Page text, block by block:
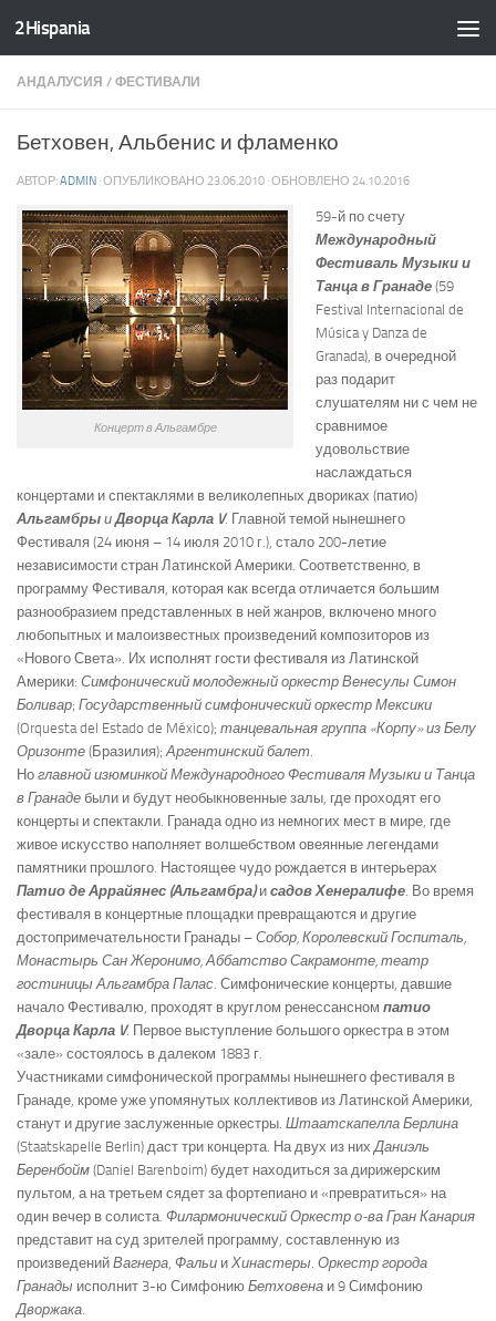
Skip to content
2Hispania
АНДАЛУСИЯ / ФЕСТИВАЛИ
Бетховен, Альбенис и фламенко
АВТОР:ADMIN · ОПУБЛИКОВАНО 23.06.2010 · ОБНОВЛЕНО 24.10.2016
Концерт в Альгамбре
59-й по счету
Международный
Фестиваль Музыки и
Танца в Гранаде (59
Festival Internacional de
Música y Danza de
Granada), в очередной
раз подарит
слушателям ни с чем не
сравнимое
удовольствие
наслаждаться
концертами и спектаклями в великолепных двориках (патио)
Альгамбры и Дворца Карла V. Главной темой нынешнего
Фестиваля (24 июня – 14 июля 2010 г.), стало 200-летие
независимости стран Латинской Америки. Соответственно, в
программу Фестиваля, которая как всегда отличается большим
разнообразием представленных в ней жанров, включено много
любопытных и малоизвестных произведений композиторов из
«Нового Света». Их исполнят гости фестиваля из Латинской
Америки: Симфонический молодежный оркестр Венесулы Симон
Боливар; Государственный симфонический оркестр Мексики
(Orquesta del Estado de México); танцевальная группа «Корпу» из Белу
Оризонте (Бразилия);Аргентинский балет.
Но главной изюминкой Международного Фестиваля Музыки и Танца
в Гранаде были и будут необыкновенные залы, где проходят его
концерты и спектакли. Гранада одно из немногих мест в мире, где
живое искусство наполняет волшебством овеянные легендами
памятники прошлого. Настоящее чудо рождается в интерьерах
Патио де Аррайянес (Альгамбра)и садов Хенералифе. Во время
фестиваля в концертные площадки превращаются и другие
достопримечательности Гранады – Собор, Королевский Госпиталь,
Монастырь Сан Жеронимо, Аббатство Сакрамонте, театр
гостиницы Альгамбра Палас. Симфонические концерты, давшие
начало Фестивалю, проходят в круглом ренессансном патио
Дворца Карла V. Первое выступление большого оркестра в этом
«зале» состоялось в далеком 1883 г.
Участниками симфонической программы нынешнего фестиваля в
Гранаде, кроме уже упомянутых коллективов из Латинской Америки,
станут и другие заслуженные оркестры. Штаатскапелла Берлина
(Staatskapelle Berlin) даст три концерта. На двух из нихДаниэль
Беренбойм (Daniel Barenboim) будет находиться за дирижерским
пультом, а на третьем сядет за фортепиано и «превратиться» на
один вечер в солиста. Филармонический Оркестр о-ва Гран Канария
представит на суд зрителей программу, составленную из
произведений Вагнера, Фальи и Хинастеры. Оркестр города
Гранады исполнит 3-ю Симфонию Бетховена и 9 Симфонию
Дворжака.